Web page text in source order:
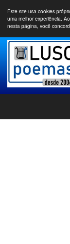
Este site usa cookies
uma melhor experiência.
nesta página, você